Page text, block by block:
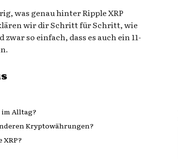
was genau hinter Ripple XRP
wir dir Schritt für Schritt, wie
so einfach, dass es auch ein 11-
Alltag?
Kryptowährungen?